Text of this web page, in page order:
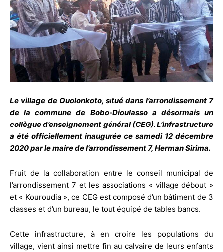
Le village de Ouolonkoto, situé dans l’arrondissement 7
de la commune de Bobo-Dioulasso a désormais un
collègue d’enseignement général (CEG). L’infrastructure
a été officiellement inaugurée ce samedi 12 décembre
2020 par le maire de l’arrondissement 7, Herman Sirima.
Fruit de la collaboration entre le conseil municipal de
l’arrondissement 7 et les associations « village débout »
et « Kouroudia », ce CEG est composé d’un bâtiment de 3
classes et d’un bureau, le tout équipé de tables bancs.
Cette infrastructure, à en croire les populations du
village, vient ainsi mettre fin au calvaire de leurs enfants